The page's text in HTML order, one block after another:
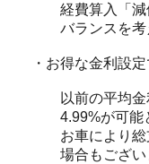
経費算入「減
バランスを考
・お得な金利設定
以前の平均金
4.99%が可能
お車により総
場合もござい